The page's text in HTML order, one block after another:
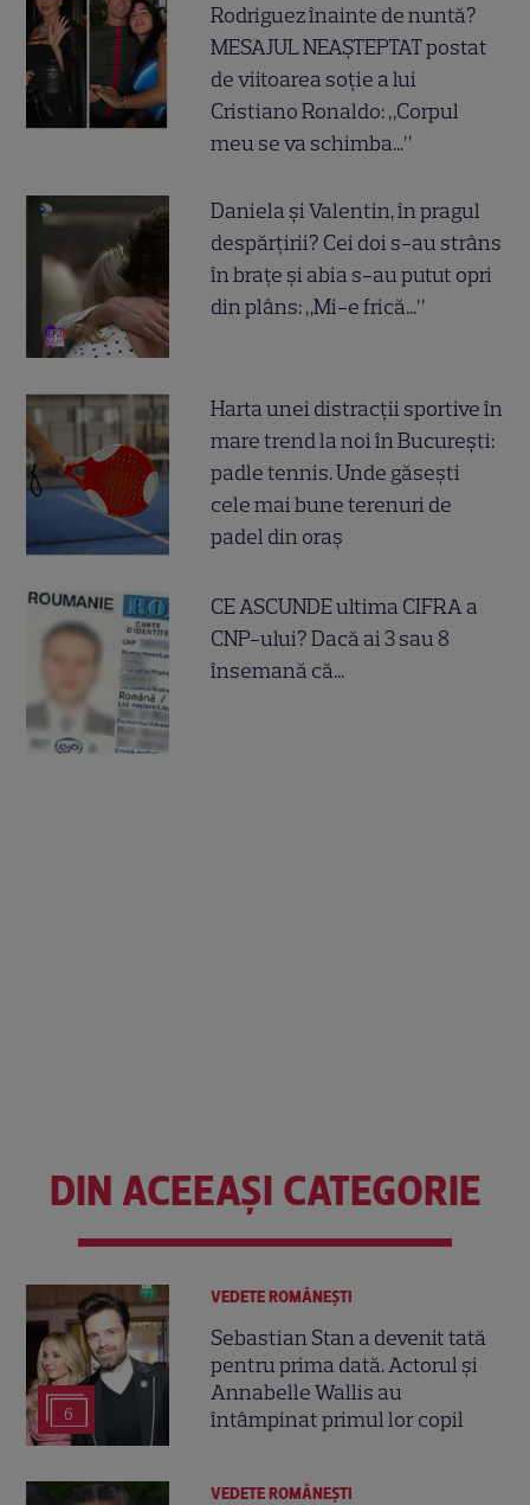
Rodriguez înainte de nuntă?
MESAJUL NEAȘTEPTAT postat
de viitoarea soție a lui
Cristiano Ronaldo: „Corpul
meu se va schimba...”
Daniela și Valentin, în pragul
despărțirii? Cei doi s-au strâns
în brațe și abia s-au putut opri
din plâns: „Mi-e frică...”
Harta unei distracții sportive în
mare trend la noi în București:
padle tennis. Unde găsești
cele mai bune terenuri de
padel din oraș
CE ASCUNDE ultima CIFRA a
CNP-ului? Dacă ai 3 sau 8
însemană că...
DIN ACEEAȘI CATEGORIE
6
VEDETE ROMÂNEŞTI
Sebastian Stan a devenit tată
pentru prima dată. Actorul și
Annabelle Wallis au
întâmpinat primul lor copil
VEDETE ROMÂNEŞTI